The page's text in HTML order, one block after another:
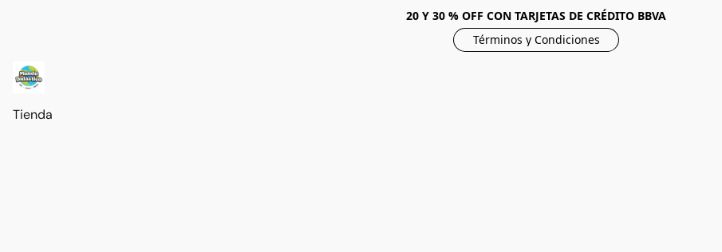
20 Y 30 % OFF CON TARJETAS DE CRÉDITO BBVA
Términos y Condiciones
Tienda